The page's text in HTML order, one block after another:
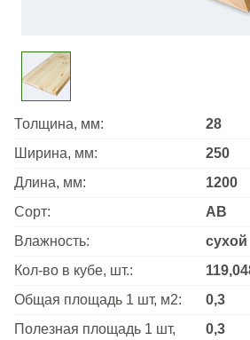
Толщина, мм:
28
Ширина, мм:
250
Длина, мм:
1200
Сорт:
АВ
Влажность:
сухой
Кол-во в кубе, шт.:
Общая площадь 1 шт, м2:
0,3
Полезная площадь 1 шт,
0,3